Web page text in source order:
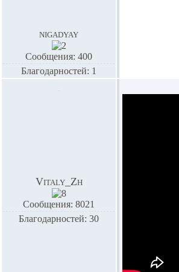
nigadyay
Сообщения: 400
Благодарностей: 1
Vitaly_Zh
Сообщения: 8021
Благодарностей: 30